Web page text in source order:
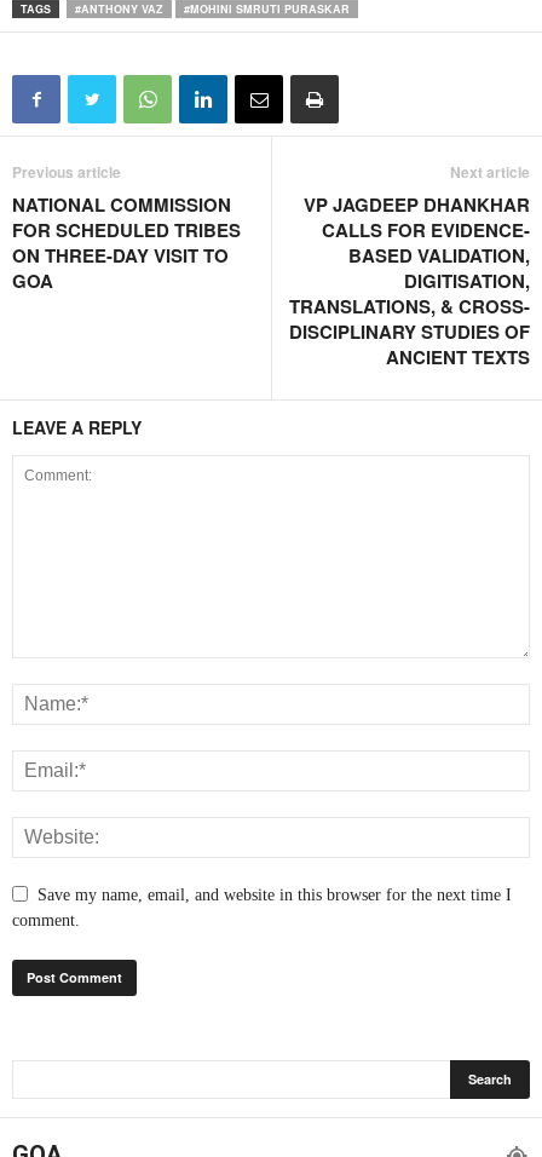
TAGS #ANTHONY VAZ #MOHINI SMRUTI PURASKAR
Previous article
NATIONAL COMMISSION
FOR SCHEDULED TRIBES
ON THREE-DAY VISIT TO
GOA
Next article
VP JAGDEEP DHANKHAR
CALLS FOR EVIDENCE-
BASED VALIDATION,
DIGITISATION,
TRANSLATIONS, & CROSS-
DISCIPLINARY STUDIES OF
ANCIENT TEXTS
LEAVE A REPLY
Save my name, email, and website in this browser for the next time I
comment.